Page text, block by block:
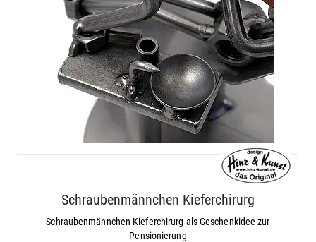
Schraubenmännchen Kieferchirurg
Schraubenmännchen Kieferchirurg als Geschenkidee zur
Pensionierung